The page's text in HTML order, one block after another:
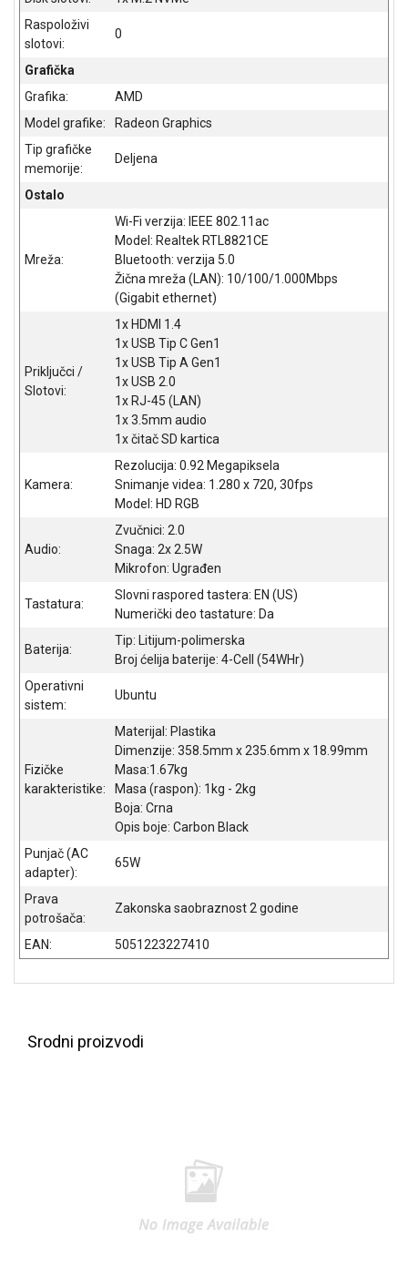
Isporuka
Raspoloživi
slotovi:
0
Grafička
Grafika:
AMD
Model grafike:
Radeon Graphics
Tip grafičke
memorije:
Deljena
Ostalo
Mreža:
Wi-Fi verzija: IEEE 802.11ac
Model: Realtek RTL8821CE
Bluetooth: verzija 5.0
Žična mreža (LAN): 10/100/1.000Mbps
(Gigabit ethernet)
Priključci /
Slotovi:
1x HDMI 1.4
1x USB Tip C Gen1
1x USB Tip A Gen1
1x USB 2.0
1x RJ-45 (LAN)
1x 3.5mm audio
1x čitač SD kartica
Kamera:
Rezolucija: 0.92 Megapiksela
Snimanje videa: 1.280 x 720, 30fps
Model: HD RGB
Audio:
Zvučnici: 2.0
Snaga: 2x 2.5W
Mikrofon: Ugrađen
Tastatura:
Slovni raspored tastera: EN (US)
Numerički deo tastature: Da
Baterija:
Tip: Litijum-polimerska
Broj ćelija baterije: 4-Cell (54WHr)
Operativni
sistem:
Ubuntu
Fizičke
karakteristike:
Materijal: Plastika
Dimenzije: 358.5mm x 235.6mm x 18.99mm
Masa:1.67kg
Masa (raspon): 1kg - 2kg
Boja: Crna
Opis boje: Carbon Black
Punjač (AC
adapter):
65W
Prava
potrošača:
Zakonska saobraznost 2 godine
EAN: 5051223227410
Srodni proizvodi